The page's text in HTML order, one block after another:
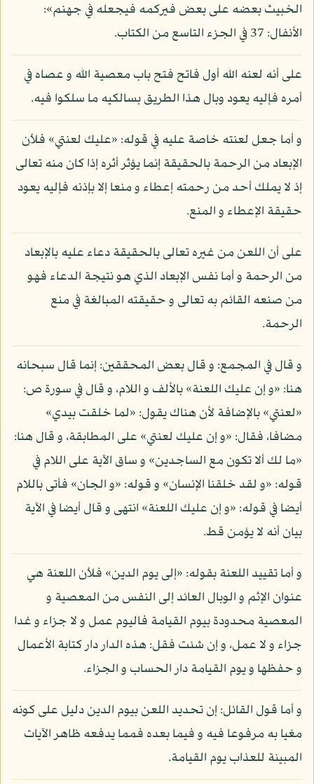
الخبيث بعضه على بعض فيركمه فيجعله في جهنم»:
الأنفال: 37 في الجزء التاسع من الكتاب.
على أنه لعنه الله أول فاتح فتح باب معصية الله و عصاه في
أمره فإليه يعود وبال هذا الطريق بسالكيه ما سلكوا فيه.
و أما جعل لعنته خاصة عليه في قوله: «عليك لعنتي» فلأن
الإبعاد من الرحمة بالحقيقة إنما يؤثر أثره إذا كان منه تعالى
إذ لا يملك أحد من رحمته إعطاء و منعا إلا بإذنه فإليه يعود
حقيقة الإعطاء و المنع.
على أن اللعن من غيره تعالى بالحقيقة دعاء عليه بالإبعاد
من الرحمة و أما نفس الإبعاد الذي هو نتيجة الدعاء فهو
من صنعه القائم به تعالى و حقيقته المبالغة في منع
الرحمة.
و قال في المجمع: و قال بعض المحققين: إنما قال سبحانه
هنا: «و إن عليك اللعنة» بالألف و اللام، و قال في سورة ص:
«لعنتي» بالإضافة لأن هناك يقول: «لما خلقت بيدي»
مضافا، فقال: «و إن عليك لعنتي» على المطابقة، و قال هنا:
«ما لك ألا تكون مع الساجدين» و ساق الآية على اللام في
قوله: «و لقد خلقنا الإنسان» و قوله: «و الجان» فأتى باللام
أيضا في قوله: «و إن عليك اللعنة» انتهى و قال أيضا في الآية
بيان أنه لا يؤمن قط.
و أما تقييد اللعنة بقوله: «إلى يوم الدين» فلأن اللعنة هي
عنوان الإثم و الوبال العائد إلى النفس من المعصية و
المعصية محدودة بيوم القيامة فاليوم عمل و لا جزاء و غدا
جزاء و لا عمل، و إن شئت فقل: هذه الدار دار كتابة الأعمال
و حفظها و يوم القيامة دار الحساب و الجزاء.
و أما قول القائل: إن تحديد اللعن بيوم الدين دليل على كونه
مغيا به مرفوعا فيه و فيما بعده فمما يدفعه ظاهر الآيات
المبينة للعذاب يوم القيامة.